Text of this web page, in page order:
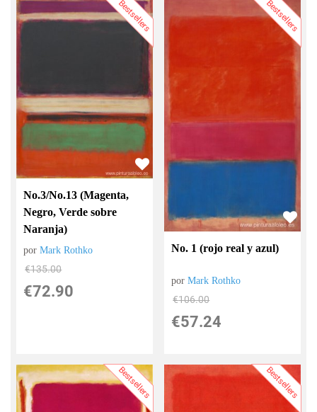
Bestsellers
No.3/No.13 (Magenta,
Negro, Verde sobre
Naranja)
porMark Rothko
€135.00
€72.90
Bestsellers
No. 1 (rojo real y azul)
porMark Rothko
€106.00
€57.24
Bestsellers Bestsellers